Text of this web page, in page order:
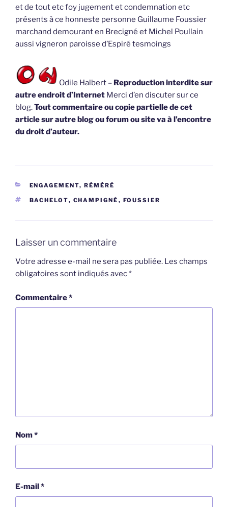
et de tout etc foy jugement et condemnation etc
présents à ce honneste personne Guillaume Foussier
marchand demourant en Brecigné et Michel Poullain
aussi vigneron paroisse d’Espiré tesmoings
Odile Halbert – Reproduction interdite sur
autre endroit d’Internet Merci d’en discuter sur ce
blog.Tout commentaire ou copie partielle de cet
article sur autre blog ou forum ou site va à l’encontre
du droit d’auteur.
CATÉGORIES
ENGAGEMENT, RÉMÉRÉ
ÉTIQUETTES
BACHELOT, CHAMPIGNÉ , FOUSSIER
Laisser un commentaire
Votre adresse e-mail ne sera pas publiée. Les champs
obligatoires sont indiqués avec*
Commentaire*
Nom*
E-mail*